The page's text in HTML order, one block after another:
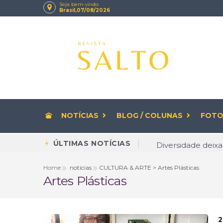
Seja bem-vindo
Brasil,07/08/2026
NOTÍCIAS BLOG / COLUNAS
ÚLTIMAS NOTÍCIAS
Diversidade
Brasileiro cria
Home noticias CULTURA & ARTE > Artes Plásticas
Artes Plásticas